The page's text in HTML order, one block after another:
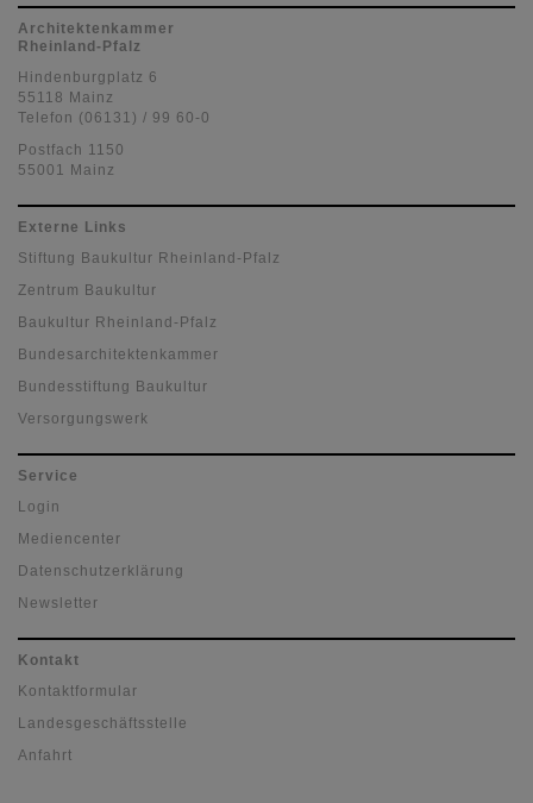
Architektenkammer
Rheinland-Pfalz
Hindenburgplatz 6
55118 Mainz
Telefon (06131) / 99 60-0
Postfach 1150
55001 Mainz
Externe Links
Stiftung Baukultur Rheinland-Pfalz
Zentrum Baukultur
Baukultur Rheinland-Pfalz
Bundesarchitektenkammer
Bundesstiftung Baukultur
Versorgungswerk
Service
Login
Mediencenter
Datenschutzerklärung
Newsletter
Kontakt
Kontaktformular
Landesgeschäftsstelle
Anfahrt